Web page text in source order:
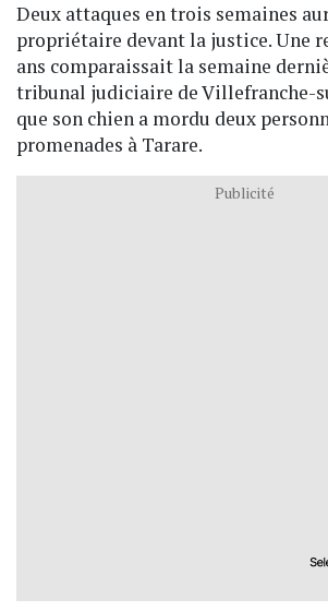
Deux attaques en trois semaines
propriétaire devant la justice. Une
ans comparaissait la semaine
tribunal judiciaire de Villefranche-
que son chien a mordu deux
promenades à Tarare.
Publicité